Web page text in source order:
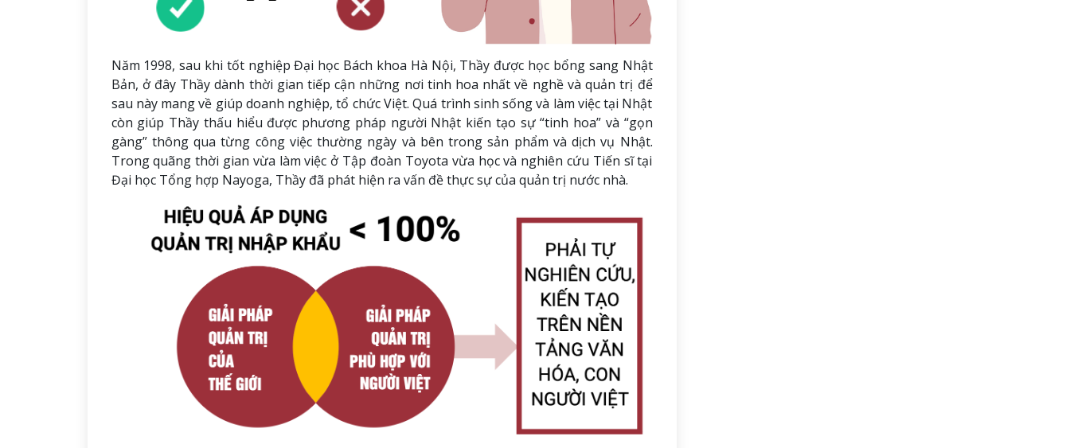
Năm 1998, sau khi tốt nghiệp Đại học Bách khoa Hà Nội, Thầy được học bổng sang Nhật
Bản, ở đây Thầy dành thời gian tiếp cận những nơi tinh hoa nhất về nghề và quản trị để
sau này mang về giúp doanh nghiệp, tổ chức Việt. Quá trình sinh sống và làm việc tại Nhật
còn giúp Thầy thấu hiểu được phương pháp người Nhật kiến tạo sự “tinh hoa” và “gọn
gàng” thông qua từng công việc thường ngày và bên trong sản phẩm và dịch vụ Nhật.
Trong quãng thời gian vừa làm việc ở Tập đoàn Toyota vừa học và nghiên cứu Tiến sĩ tại
Đại học Tổng hợp Nayoga, Thầy đã phát hiện ra vấn đề thực sự của quản trị nước nhà.